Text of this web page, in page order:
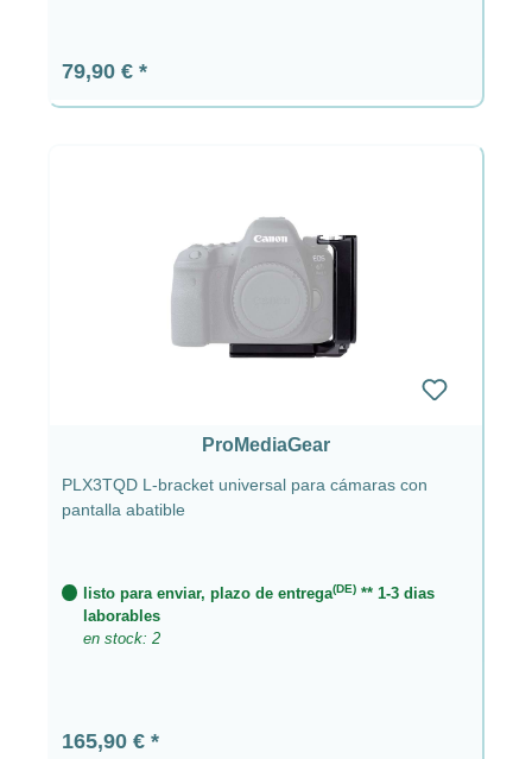
Precio normal:
79,90 €
ProMediaGear
PLX3TQD L-bracket universal para cámaras con
pantalla abatible
listo para enviar, plazo de entrega(DE)** 1-3 dias
laborables
en stock: 2
Precio normal:
165,90 €